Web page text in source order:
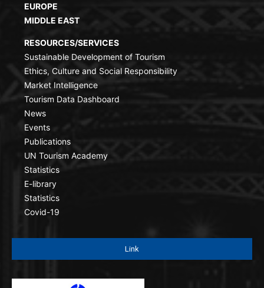
EUROPE
MIDDLE EAST
RESOURCES/SERVICES
Sustainable Development of Tourism
Ethics, Culture and Social Responsibility
Market Intelligence
Tourism Data Dashboard
News
Events
Publications
UN Tourism Academy
Statistics
E-library
Statistics
Covid-19
Link